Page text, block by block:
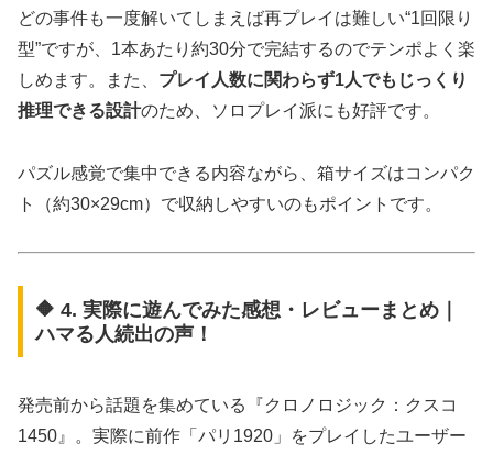
どの事件も一度解いてしまえば再プレイは難しい“1回限り
型”ですが、1本あたり約30分で完結するのでテンポよく楽
しめます。また、 プレイ人数に関わらず1人でもじっくり
推理できる設計のため、ソロプレイ派にも好評です。
パズル感覚で集中できる内容ながら、箱サイズはコンパク
ト（約30×29cm）で収納しやすいのもポイントです。
🔶 4. 実際に遊んでみた感想・レビューまとめ｜
ハマる人続出の声！
発売前から話題を集めている『クロノロジック：クスコ
1450』。実際に前作「パリ1920」をプレイしたユーザー